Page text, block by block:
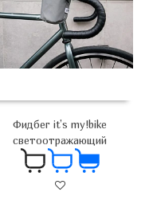
Фидбег it’s my!bike
светоотражающий